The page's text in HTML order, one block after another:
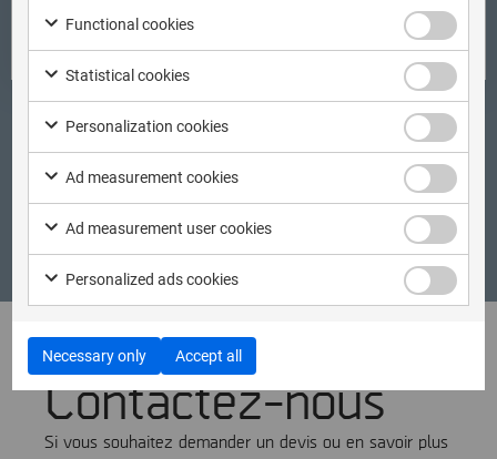
Classroom Read more
Course schedule
Contactez-nous
Si vous souhaitez demander un devis ou en savoir plus
Functional cookies
Statistical cookies
Personalization cookies
Ad measurement cookies
Ad measurement user cookies
Personalized ads cookies
Necessary only Accept all